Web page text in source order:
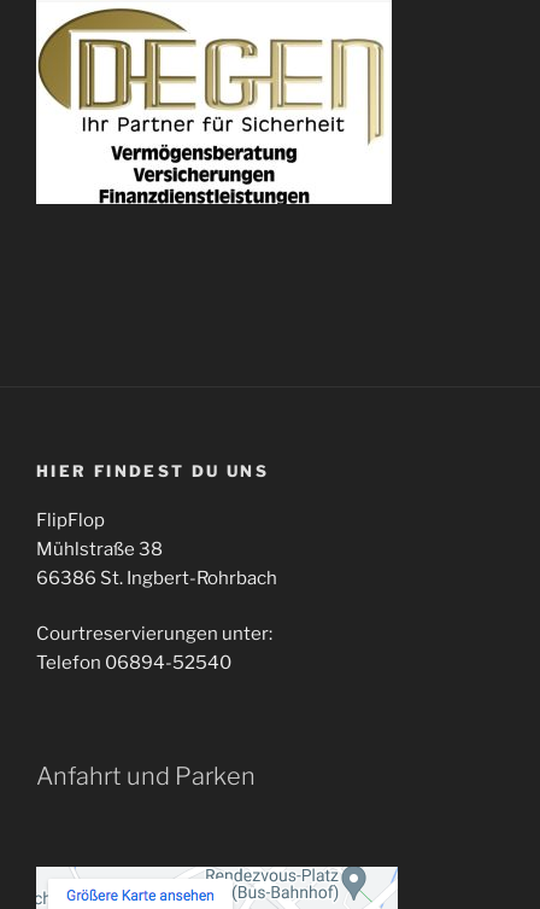
HIER FINDEST DU UNS
FlipFlop
Mühlstraße 38
66386 St. Ingbert-Rohrbach
Courtreservierungen unter:
Telefon 06894-52540
Anfahrt und Parken